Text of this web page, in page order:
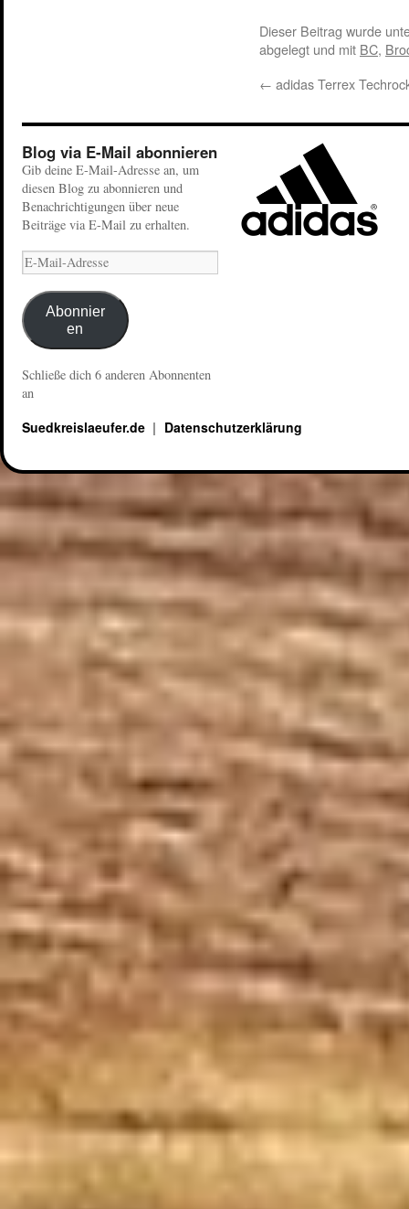
Dieser Beitrag wurde
abgelegt und mit BC,
← adidas Terrex
Blog via E-Mail abonnieren
Gib deine E-Mail-Adresse an, um
diesen Blog zu abonnieren und
Benachrichtigungen über neue
Beiträge via E-Mail zu erhalten.
Abonnier
en
Schließe dich 6 anderen Abonnenten
an
Suedkreislaeufer.de Datenschutzerklärung